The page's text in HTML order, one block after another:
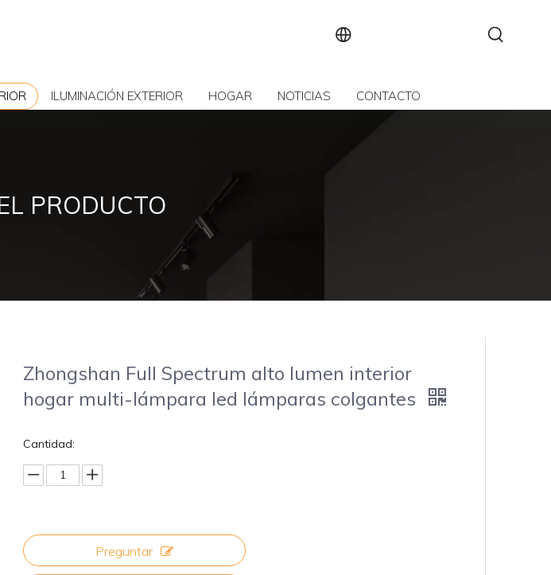
ILUMINACIÓN EXTERIOR HOGAR NOTICIAS CONTACTO
PRODUCTO
Zhongshan Full Spectrum alto lumen interior
hogar multi-lámpara led lámparas colgantes
Cantidad:
Preguntar